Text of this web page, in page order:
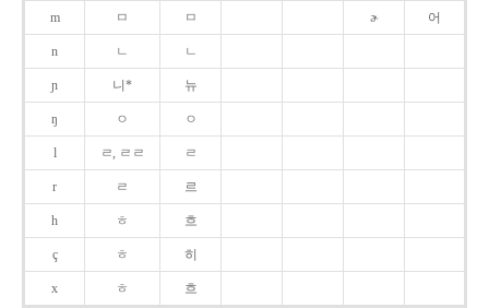
m ㅁ ㅁ ɚ 어
n ㄴ ㄴ
ɲ 니* 뉴
ŋ ㅇ ㅇ
l ㄹ, ㄹㄹ ㄹ
r ㄹ 르
h ㅎ 흐
ç ㅎ 히
x ㅎ 흐